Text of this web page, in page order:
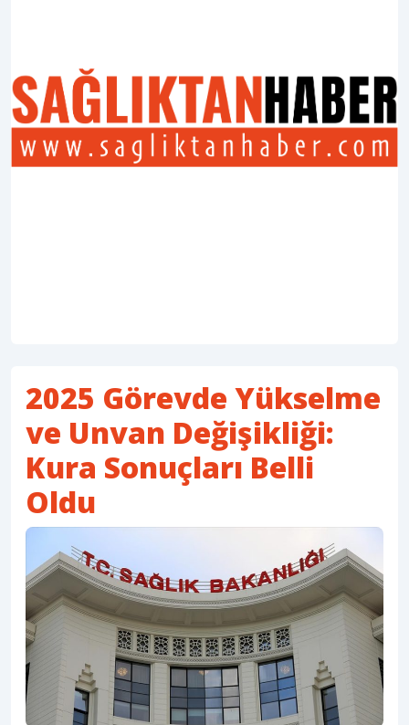
2025 Görevde Yükselme
ve Unvan Değişikliği:
Kura Sonuçları Belli
Oldu